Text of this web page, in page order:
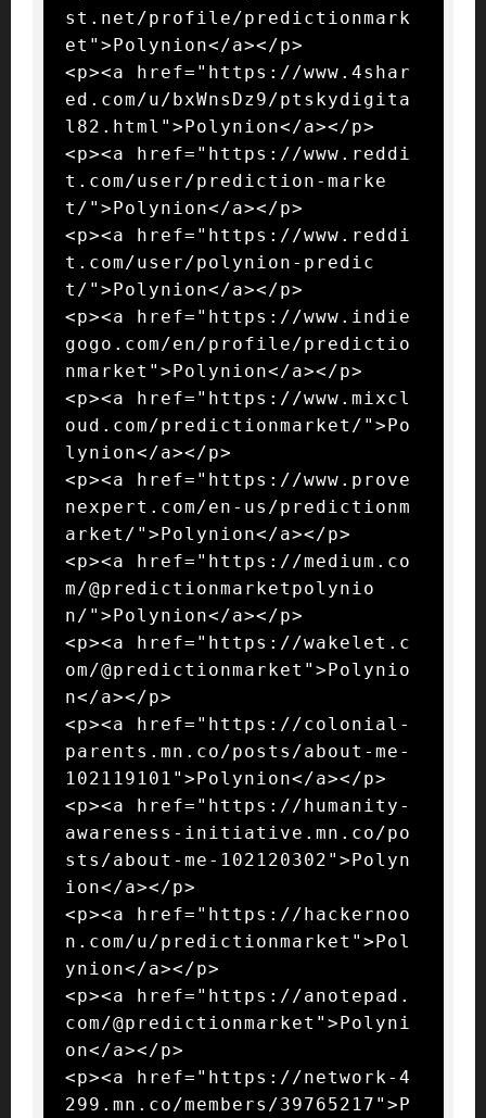
st.net/profile/predictionmark
et">Polynion</a></p>
<p><a href="https://www.4shar
ed.com/u/bxWnsDz9/ptskydigita
l82.html">Polynion</a></p>
<p><a href="https://www.reddi
t.com/user/prediction-marke
t/">Polynion</a></p>
<p><a href="https://www.reddi
t.com/user/polynion-predic
t/">Polynion</a></p>
<p><a href="https://www.indie
gogo.com/en/profile/predictio
nmarket">Polynion</a></p>
<p><a href="https://www.mixcl
oud.com/predictionmarket/">Po
lynion</a></p>
<p><a href="https://www.prove
nexpert.com/en-us/predictionm
arket/">Polynion</a></p>
<p><a href="https://medium.co
m/@predictionmarketpolynio
n/">Polynion</a></p>
<p><a href="https://wakelet.c
om/@predictionmarket">Polynio
n</a></p>
<p><a href="https://colonial-
parents.mn.co/posts/about-me-
102119101">Polynion</a></p>
<p><a href="https://humanity-
awareness-initiative.mn.co/po
sts/about-me-102120302">Polyn
ion</a></p>
<p><a href="https://hackernoo
n.com/u/predictionmarket">Pol
ynion</a></p>
<p><a href="https://anotepad.
com/@predictionmarket">Polyni
on</a></p>
<p><a href="https://network-4
299.mn.co/members/39765217">P